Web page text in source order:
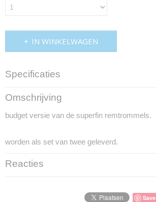
IN WINKELWAGEN
Specificaties
Productcode
mdminifins
EAN code
Omschrijving
budget versie van de superfin remtrommels.
worden als set van twee geleverd.
Reacties
Save